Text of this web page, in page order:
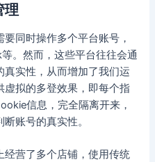
理
同时操作多个平台账号，
。然而，这些平台往往会通
实性，从而增加了我们运
拟的多登效果，即每个指
信息，完全隔离开来，
账号的真实性。
经营了多个店铺，使用传统